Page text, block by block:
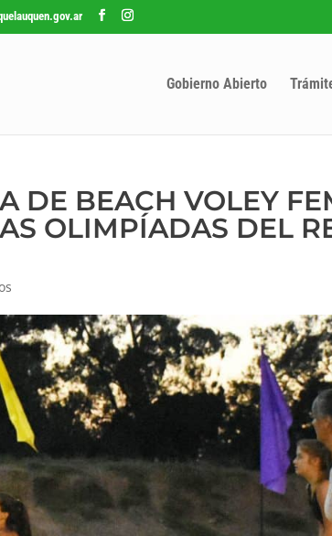
Gobierno Abierto
DE BEACH VOLEY
OLIMPÍADAS DEL